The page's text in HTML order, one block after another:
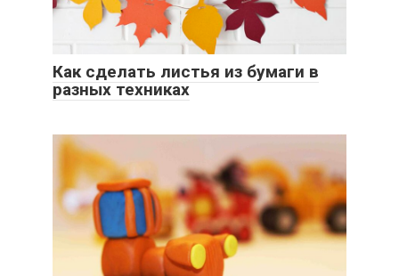
Как сделать листья из бумаги в
разных техниках